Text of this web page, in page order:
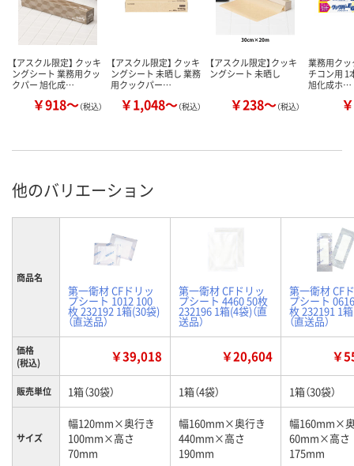
【アスクル限定】 クッキ
ングシート 業務用クッ
クパー 旭化成…
￥918～（税込）
【アスクル限定】 クッキ
ングシート 未晒し 業務
用クックパー…
￥1,048～（税込）
【アスクル限定】クッキ
ングシート 未晒し
￥238～（税込）
業務用クッ
チコン用 1
旭化成ホ…
他のバリエーション
商品名
第一衛材 CFドリッ
プシート 1012 100
枚 232192 1箱(30袋)
（直送品）
第一衛材 CFドリッ
プシート 4460 50枚
232196 1箱(4袋)（直
送品）
第一衛材 CF
プシート
枚 232191 1
（直送品）
価格
(税込)
￥39,018 ￥20,604 ￥
販売単位 1箱（30袋） 1箱（4袋） 1箱（30袋）
サイズ
幅120mm×奥行き
100mm×高さ
70mm
幅160mm×奥行き
440mm×高さ
190mm
幅160mm×
60mm×高さ
175mm